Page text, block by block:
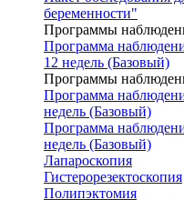
беременности"
Программы
Программа
12 недель (Базовый)
Программы
Программа
недель (Базовый)
Программа
недель (Базовый)
Лапароскопия
Гистерорезектоскопия
Полипэктомия